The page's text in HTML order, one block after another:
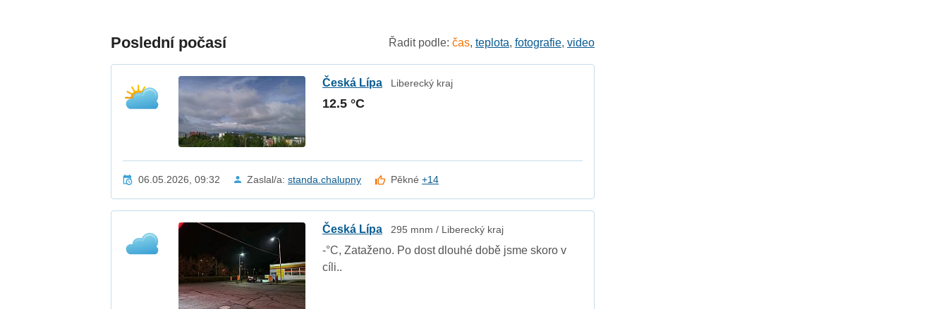
Poslední počasí Řadit podle: čas, teplota, fotografie, video
Česká Lípa Liberecký kraj
12.5 °C
06.05.2026, 09:32 Zaslal/a:standa.chalupny Pěkné+14
Česká Lípa 295 mnm / Liberecký kraj
-°C, Zataženo. Po dost dlouhé době jsme skoro v
cíli..